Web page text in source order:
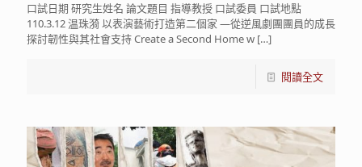
口試日期 研究生姓名 論文題目 指導教授 口試委員 口試地點
110.3.12 温珠漪 以表演藝術打造第二個家 —從逆風劇團團員的成長
探討韌性與其社會支持 Create a Second Home w […]
閱讀全文